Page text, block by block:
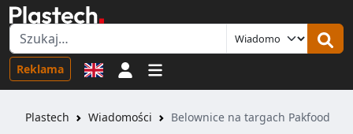
Reklama Logowanie
Plastech Wiadomości Belownice na targach Pakfood